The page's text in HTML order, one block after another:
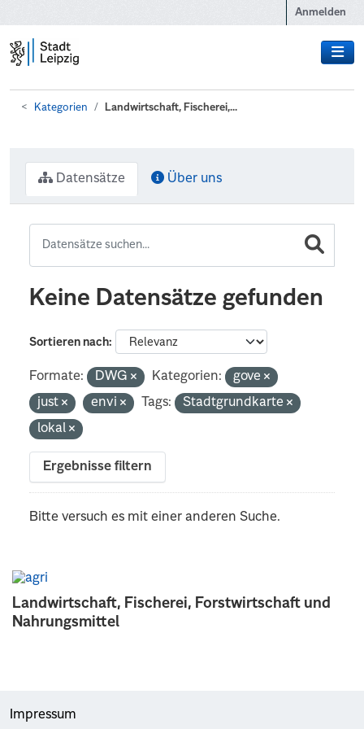
Anmelden
Kategorien Landwirtschaft, Fischerei,...
Landwirtschaft, Fischerei, Forstwirtschaft und
Nahrungsmittel
Datensätze Über uns
Keine Datensätze gefunden
Sortieren nach
Formate: DWG Kategorien:
gove
just
envi Tags:
Stadtgrundkarte
lokal
Ergebnisse filtern
Bitte versuch es mit einer anderen Suche.
Impressum